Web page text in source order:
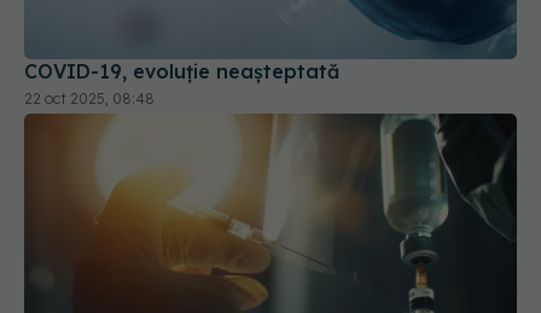
COVID-19, evoluție neașteptată
22 oct 2025, 08:48